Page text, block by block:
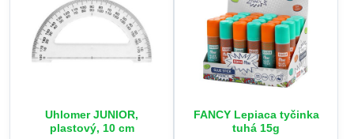
Uhlomer JUNIOR,
plastový, 10 cm
FANCY Lepiaca tyčinka
tuhá 15g